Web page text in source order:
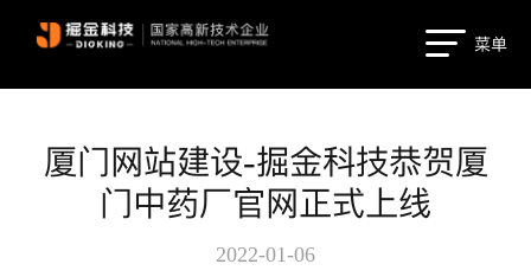
菜单
厦门网站建设-掘金科技恭贺厦
门中药厂官网正式上线
2022-01-06